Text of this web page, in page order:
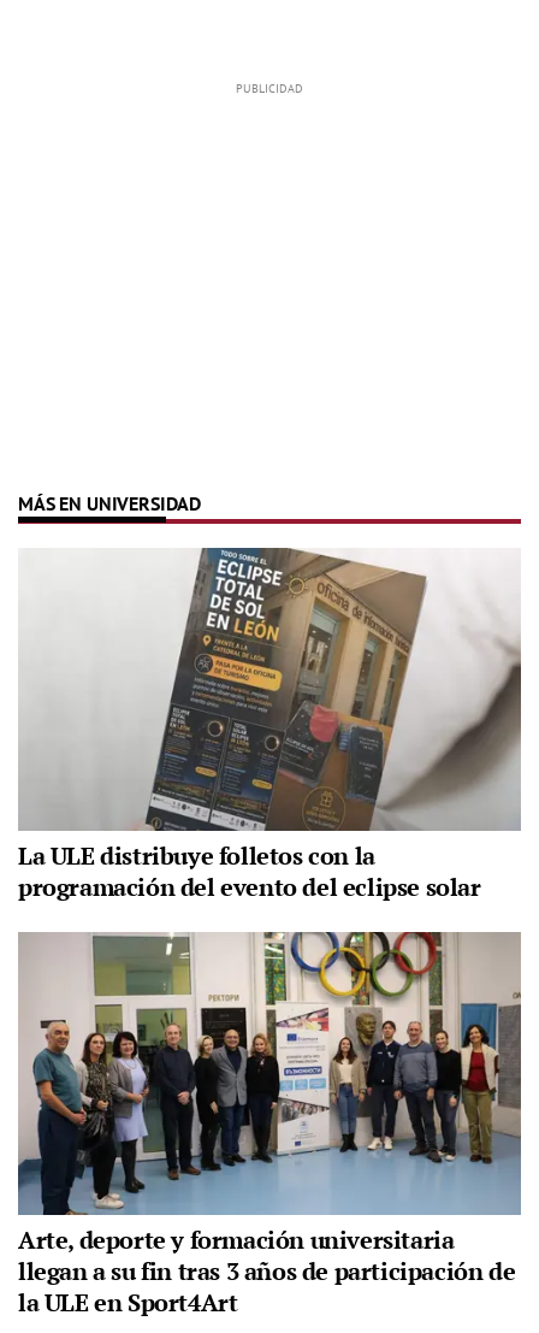
MÁS EN UNIVERSIDAD
La ULE distribuye folletos con la
programación del evento del eclipse solar
Arte, deporte y formación universitaria
llegan a su fin tras 3 años de participación de
la ULE en Sport4Art